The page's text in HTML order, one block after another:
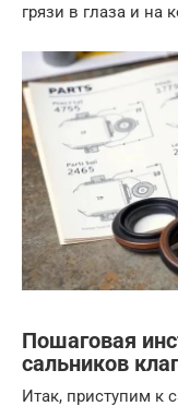
грязи в глаза и на
Пошаговая
сальников
Итак, приступим к